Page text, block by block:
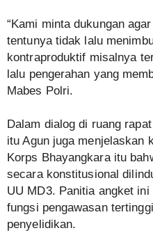
“Kami minta dukungan
tentunya tidak lalu
kontraproduktif misalnya
lalu pengerahan yang
Mabes Polri.
Dalam dialog di ruang
itu Agun juga menjelaskan
Korps Bhayangkara itu
secara konstitusional
UU MD3. Panitia angket
fungsi pengawasan
penyelidikan.